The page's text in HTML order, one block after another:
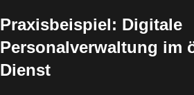
Praxisbeispiel: Digitale
Personalverwaltung im
Dienst